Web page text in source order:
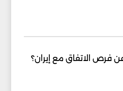
فرص الاتفاق مع إيران؟